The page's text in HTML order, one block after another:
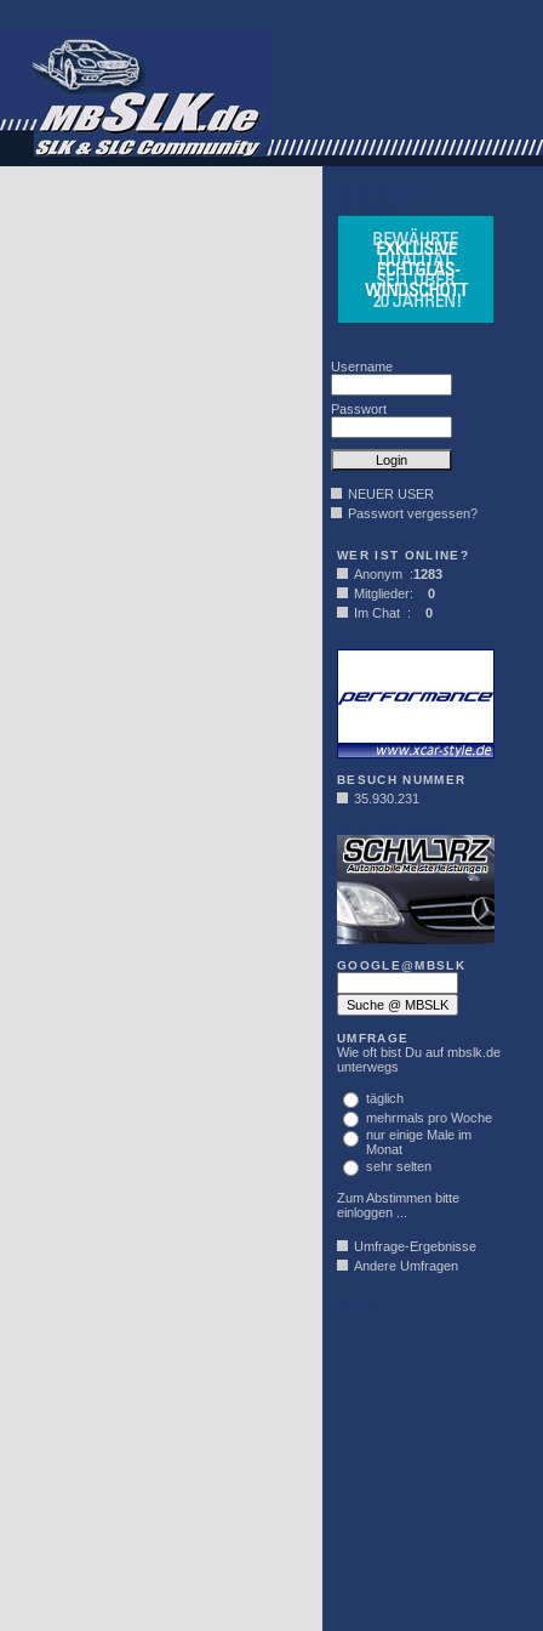
Username
Passwort
NEUER USER
Passwort vergessen?
WER IST ONLINE?
Anonym :1283
Mitglieder: 0
Im Chat : 0
BESUCH NUMMER
35.930.231
GOOGLE@MBSLK
UMFRAGE
Wie oft bist Du auf mbslk.de
unterwegs
täglich
mehrmals pro Woche
nur einige Male im
Monat
sehr selten
Zum Abstimmen bitte
einloggen ...
Umfrage-Ergebnisse
Andere Umfragen